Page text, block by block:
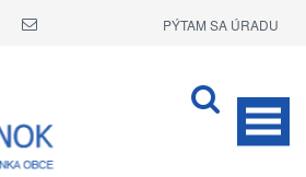
PÝTAM SA ÚRADU